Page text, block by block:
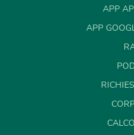
APP
APP